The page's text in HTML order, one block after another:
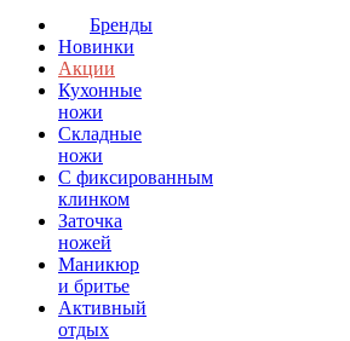
Бренды
Новинки
Акции
Кухонные
ножи
Складные
ножи
C фиксированным
клинком
Заточка
ножей
Маникюр
и бритье
Активный
отдых